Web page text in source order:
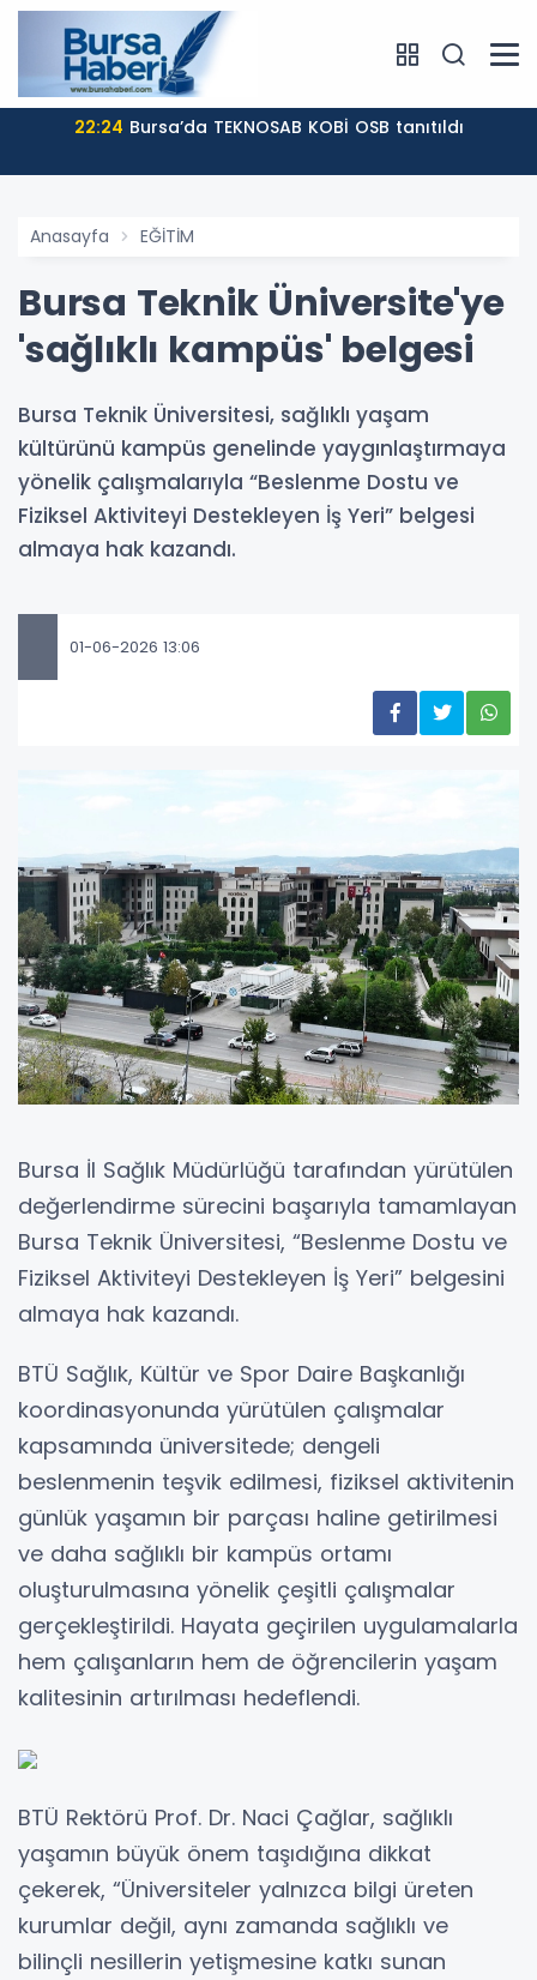
22:24 Bursa’da TEKNOSAB KOBİ OSB tanıtıldı
Anasayfa EĞİTİM
Bursa Teknik Üniversite'ye
'sağlıklı kampüs' belgesi
Bursa Teknik Üniversitesi, sağlıklı yaşam
kültürünü kampüs genelinde yaygınlaştırmaya
yönelik çalışmalarıyla “Beslenme Dostu ve
Fiziksel Aktiviteyi Destekleyen İş Yeri” belgesi
almaya hak kazandı.
01-06-2026 13:06
Bursa İl Sağlık Müdürlüğü tarafından yürütülen
değerlendirme sürecini başarıyla tamamlayan
Bursa Teknik Üniversitesi, “Beslenme Dostu ve
Fiziksel Aktiviteyi Destekleyen İş Yeri” belgesini
almaya hak kazandı.
BTÜ Sağlık, Kültür ve Spor Daire Başkanlığı
koordinasyonunda yürütülen çalışmalar
kapsamında üniversitede; dengeli
beslenmenin teşvik edilmesi, fiziksel aktivitenin
günlük yaşamın bir parçası haline getirilmesi
ve daha sağlıklı bir kampüs ortamı
oluşturulmasına yönelik çeşitli çalışmalar
gerçekleştirildi. Hayata geçirilen uygulamalarla
hem çalışanların hem de öğrencilerin yaşam
kalitesinin artırılması hedeflendi.
BTÜ Rektörü Prof. Dr. Naci Çağlar, sağlıklı
yaşamın büyük önem taşıdığına dikkat
çekerek, “Üniversiteler yalnızca bilgi üreten
kurumlar değil, aynı zamanda sağlıklı ve
bilinçli nesillerin yetişmesine katkı sunan